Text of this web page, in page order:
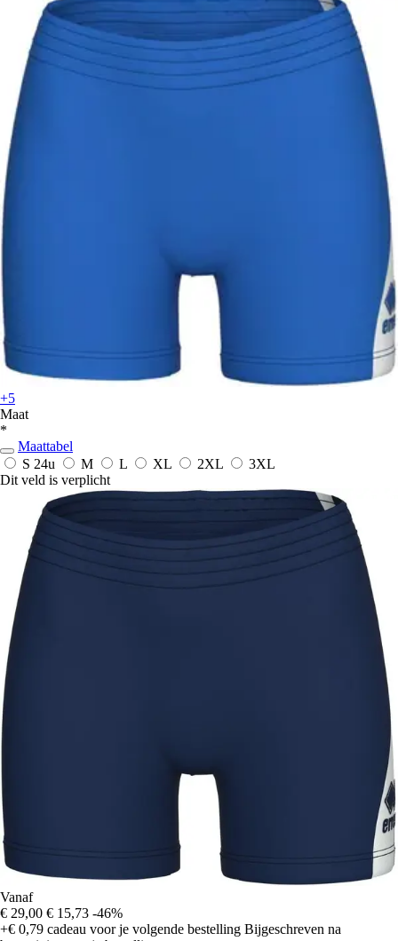
+5
Maat
*
Maattabel
S 24u M L XL 2XL
3XL
Dit veld is verplicht
Vanaf
€ 29,00 € 15,73 -46%
+€ 0,79 cadeau voor je volgende bestelling Bijgeschreven na